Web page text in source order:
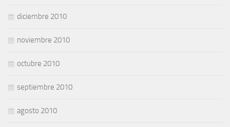
diciembre 2010
noviembre 2010
octubre 2010
septiembre 2010
agosto 2010